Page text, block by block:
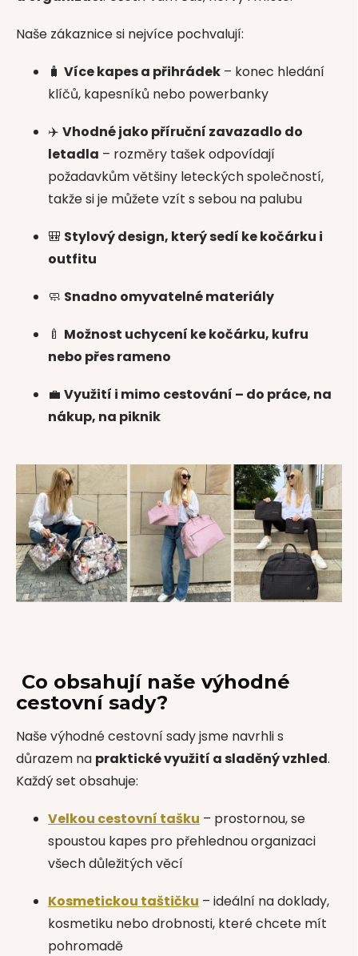
Naše zákaznice si nejvíce pochvalují:
🧳 Více kapes a přihrádek – konec hledání
klíčů, kapesníků nebo powerbanky
✈️ Vhodné jako příruční zavazadlo do
letadla – rozměry tašek odpovídají
požadavkům většiny leteckých společností,
takže si je můžete vzít s sebou na palubu
🎒 Stylový design, který sedí ke kočárku i
outfitu
🧼 Snadno omyvatelné materiály
🍼 Možnost uchycení ke kočárku, kufru
nebo přes rameno
💼 Využití i mimo cestování – do práce, na
nákup, na piknik
Co obsahují naše výhodné
cestovní sady?
Naše výhodné cestovní sady jsme navrhli s
důrazem na praktické využití a sladěný vzhled.
Každý set obsahuje:
Velkou cestovní tašku – prostornou, se
spoustou kapes pro přehlednou organizaci
všech důležitých věcí
Kosmetickou taštičku – ideální na doklady,
kosmetiku nebo drobnosti, které chcete mít
pohromadě